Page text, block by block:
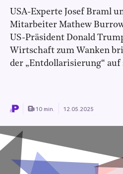
USA-Experte Josef Braml
Mitarbeiter Mathew
US-Präsident Donald
Wirtschaft zum Wanken
der „Entdollarisierung“ auf
10 min. 12.05.2025